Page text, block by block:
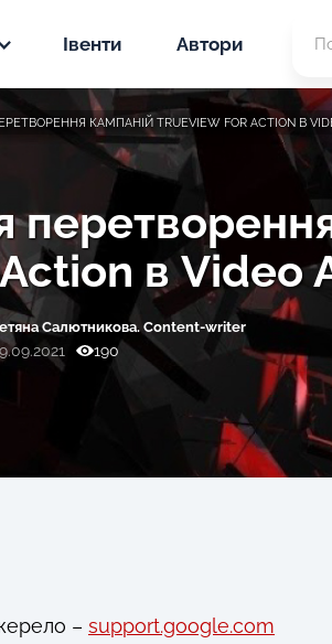
Івенти Автори
КАМПАНІЙ TRUEVIEW FOR ACTION В
в Video
Салютникова. Content-writer
190
– support.google.com